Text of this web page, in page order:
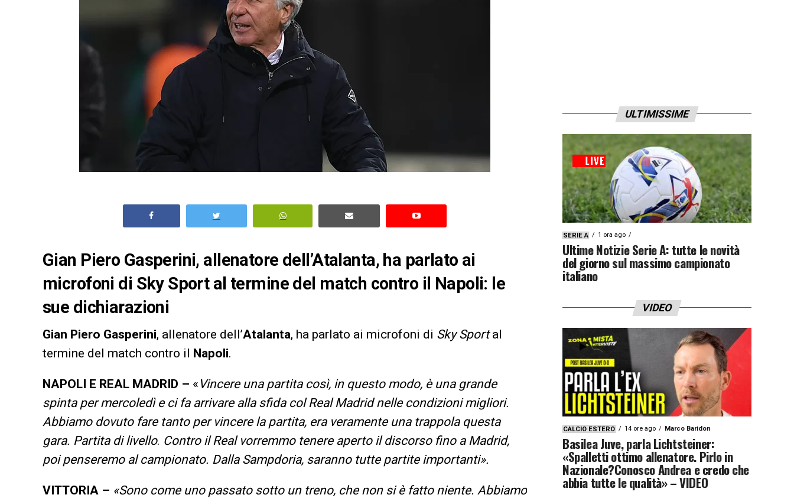
Gian Piero Gasperini, allenatore dell’Atalanta, ha parlato ai
microfoni di Sky Sport al termine del match contro il Napoli: le
sue dichiarazioni
Gian Piero Gasperini, allenatore dell’Atalanta, ha parlato ai microfoni di Sky Sportal
termine del match contro il Napoli.
NAPOLI E REAL MADRID – « Vincere una partita così, in questo modo, è una grande
spinta per mercoledì e ci fa arrivare alla sfida col Real Madrid nelle condizioni migliori.
Abbiamo dovuto fare tanto per vincere la partita, era veramente una trappola questa
gara. Partita di livello. Contro il Real vorremmo tenere aperto il discorso fino a Madrid,
poi penseremo al campionato. Dalla Sampdoria, saranno tutte partite importanti».
VITTORIA – «Sono come uno passato sotto un treno, che non si è fatto niente. Abbiamo
ULTIMISSIME
SERIE A 1 ora ago
Ultime Notizie Serie A: tutte le novità
del giorno sul massimo campionato
italiano
VIDEO
CALCIO ESTERO 14 ore ago Marco Baridon
Basilea Juve, parla Lichtsteiner:
«Spalletti ottimo allenatore. Pirlo in
Nazionale?Conosco Andrea e credo che
abbia tutte le qualità» – VIDEO